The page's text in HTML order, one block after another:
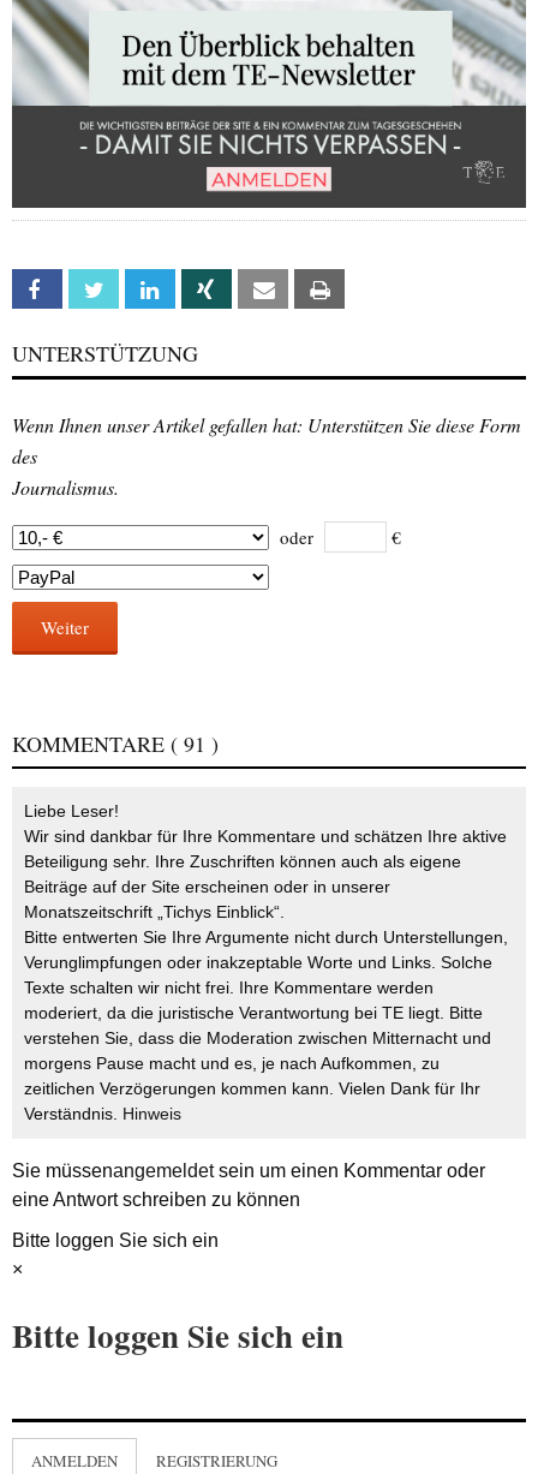
Facebook Twitter Linkedin Xing Email
UNTERSTÜTZUNG
Wenn Ihnen unser Artikel gefallen hat: Unterstützen Sie diese Form
des
Journalismus.
oder €
Weiter
KOMMENTARE ( 91 )
Liebe Leser!
Wir sind dankbar für Ihre Kommentare und schätzen Ihre aktive
Beteiligung sehr. Ihre Zuschriften können auch als eigene
Beiträge auf der Site erscheinen oder in unserer
Monatszeitschrift „Tichys Einblick“.
Bitte entwerten Sie Ihre Argumente nicht durch Unterstellungen,
Verunglimpfungen oder inakzeptable Worte und Links. Solche
Texte schalten wir nicht frei. Ihre Kommentare werden
moderiert, da die juristische Verantwortung bei TE liegt. Bitte
verstehen Sie, dass die Moderation zwischen Mitternacht und
morgens Pause macht und es, je nach Aufkommen, zu
zeitlichen Verzögerungen kommen kann. Vielen Dank für Ihr
Verständnis. Hinweis
Sie müssenangemeldetsein um einen Kommentar oder
eine Antwort schreiben zu können
Bitte loggen Sie sich ein
×
Bitte loggen Sie sich ein
ANMELDEN REGISTRIERUNG